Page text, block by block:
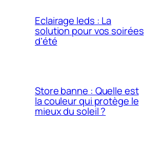
Eclairage leds : La
solution pour vos soirées
d’été
Store banne : Quelle est
la couleur qui protège le
mieux du soleil ?